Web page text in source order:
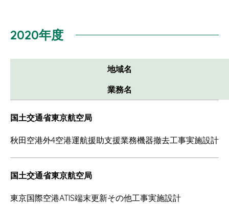
2020年度
地域名
業務名
国土交通省東京航空局
秋田空港外4空港運航援助支援業務機器撤去工事実施設計
国土交通省東京航空局
東京国際空港ATIS端末更新その他工事実施設計